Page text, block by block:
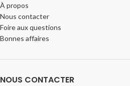
À propos
Nous contacter
Foire aux questions
Bonnes affaires
NOUS CONTACTER